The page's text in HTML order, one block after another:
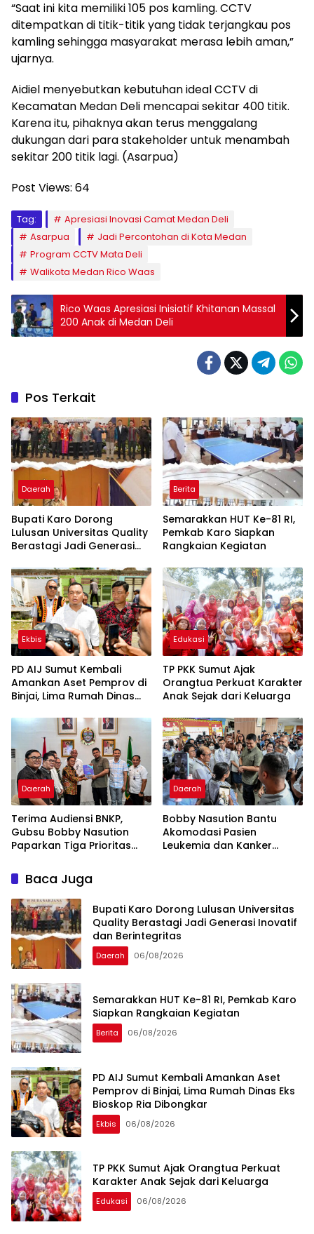
“Saat ini kita memiliki 105 pos kamling. CCTV
ditempatkan di titik-titik yang tidak terjangkau pos
kamling sehingga masyarakat merasa lebih aman,”
ujarnya.
Aidiel menyebutkan kebutuhan ideal CCTV di
Kecamatan Medan Deli mencapai sekitar 400 titik.
Karena itu, pihaknya akan terus menggalang
dukungan dari para stakeholder untuk menambah
sekitar 200 titik lagi. (Asarpua)
Post Views: 64
Tag:
Apresiasi Inovasi Camat Medan Deli
Asarpua
Jadi Percontohan di Kota Medan
Program CCTV Mata Deli
Walikota Medan Rico Waas
Rico Waas Apresiasi Inisiatif Khitanan Massal
200 Anak di Medan Deli
Pos Terkait
Daerah
Bupati Karo Dorong
Lulusan Universitas Quality
Berastagi Jadi Generasi
Berita
Semarakkan HUT Ke-81 RI,
Pemkab Karo Siapkan
Rangkaian Kegiatan
Ekbis
PD AIJ Sumut Kembali
Amankan Aset Pemprov di
Binjai, Lima Rumah Dinas
Edukasi
TP PKK Sumut Ajak
Orangtua Perkuat Karakter
Anak Sejak dari Keluarga
Daerah
Terima Audiensi BNKP,
Gubsu Bobby Nasution
Paparkan Tiga Prioritas
Nias
Daerah
Bobby Nasution Bantu
Akomodasi Pasien
Leukemia dan Kanker
Baca Juga
Bupati Karo Dorong Lulusan Universitas
Quality Berastagi Jadi Generasi Inovatif
dan Berintegritas
Daerah 06/08/2026
Semarakkan HUT Ke-81 RI, Pemkab Karo
Siapkan Rangkaian Kegiatan
Berita 06/08/2026
PD AIJ Sumut Kembali Amankan Aset
Pemprov di Binjai, Lima Rumah Dinas Eks
Bioskop Ria Dibongkar
Ekbis 06/08/2026
TP PKK Sumut Ajak Orangtua Perkuat
Karakter Anak Sejak dari Keluarga
Edukasi 06/08/2026